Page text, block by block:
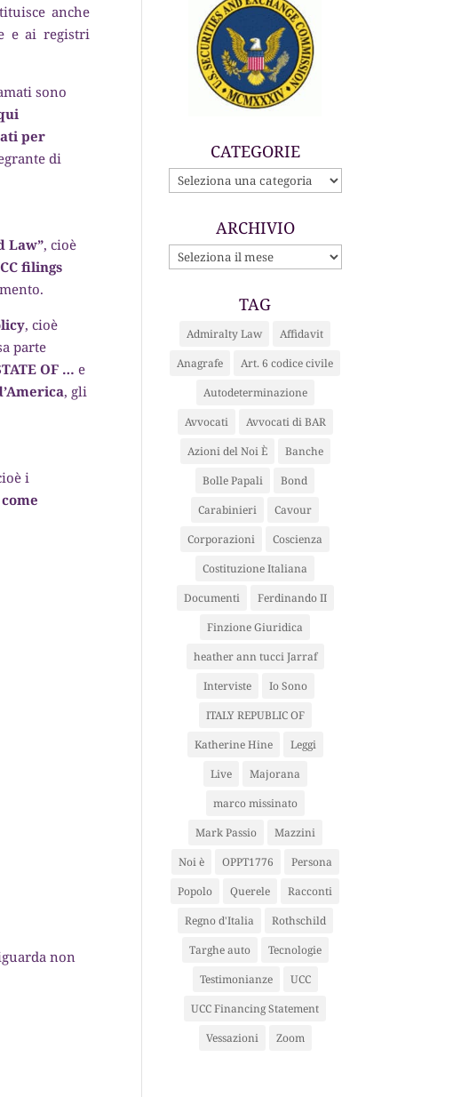
anche
e ai registri
sono
per
di
Law”, cioè
filings
, cioè
parte
OF … e
, gli
i
non
CATEGORIE
CATEGORIE
ARCHIVIO
ARCHIVIO
TAG
Admiralty Law
Affidavit
Anagrafe
Art. 6 codice civile
Autodeterminazione
Avvocati
Avvocati di BAR
Azioni del Noi È
Banche
Bolle Papali
Bond
Carabinieri
Cavour
Corporazioni
Coscienza
Costituzione Italiana
Documenti
Ferdinando II
Finzione Giuridica
heather ann tucci Jarraf
Interviste
Io Sono
ITALY REPUBLIC OF
Katherine Hine
Leggi
Live
Majorana
marco missinato
Mark Passio
Mazzini
Noi è
OPPT1776
Persona
Popolo
Querele
Racconti
Regno d'Italia
Rothschild
Targhe auto
Tecnologie
Testimonianze
UCC
UCC Financing Statement
Vessazioni
Zoom